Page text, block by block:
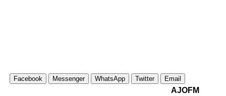
Facebook Messenger WhatsApp Twitter Email
AJOFM